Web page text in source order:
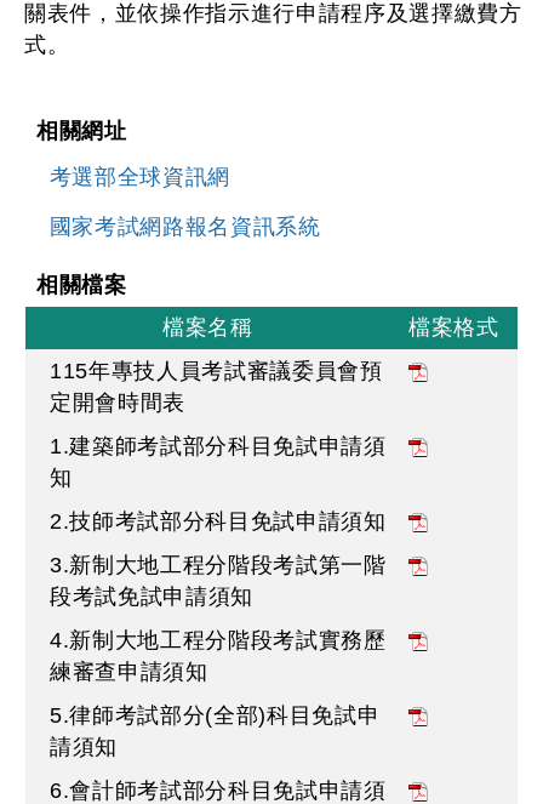
關表件，並依操作指示進行申請程序及選擇繳費方
式。
相關網址
考選部全球資訊網
國家考試網路報名資訊系統
相關檔案
檔案名稱
檔案格式
115年專技人員考試審議委員會預
定開會時間表
1.建築師考試部分科目免試申請須
知
2.技師考試部分科目免試申請須知
3.新制大地工程分階段考試第一階
段考試免試申請須知
4.新制大地工程分階段考試實務歷
練審查申請須知
5.律師考試部分(全部)科目免試申
請須知
6.會計師考試部分科目免試申請須